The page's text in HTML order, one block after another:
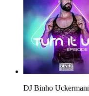
DJ Binho